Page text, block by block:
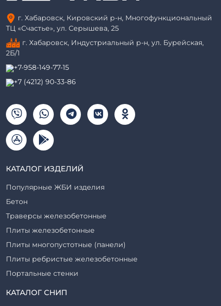
г. Хабаровск, Кировский р-н, Многофункциональный
ТЦ «Счастье», ул. Серышева, 25
г. Хабаровск, Индустриальный р-н, ул. Бурейская,
2Б/1
+7-958-149-77-15
+7 (4212) 90-33-86
КАТАЛОГ ИЗДЕЛИЙ
Популярные ЖБИ изделия
Бетон
Траверсы железобетонные
Плиты железобетонные
Плиты многопустотные (панели)
Плиты ребристые железобетонные
Портальные стенки
Прогоны железобетонные
КАТАЛОГ СНИП